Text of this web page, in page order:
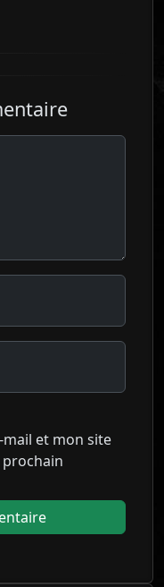
et mon site